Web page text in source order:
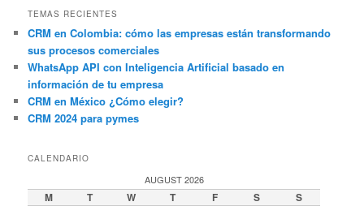
TEMAS RECIENTES
CRM en Colombia: cómo las empresas están transformando
sus procesos comerciales
WhatsApp API con Inteligencia Artificial basado en
información de tu empresa
CRM en México ¿Cómo elegir?
CRM 2024 para pymes
CALENDARIO
AUGUST 2026
M T W T F S S